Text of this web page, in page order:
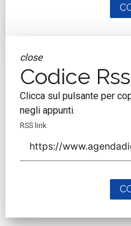
close
Codice Rss
Clicca sul pulsante per
negli appunti.
RSS link